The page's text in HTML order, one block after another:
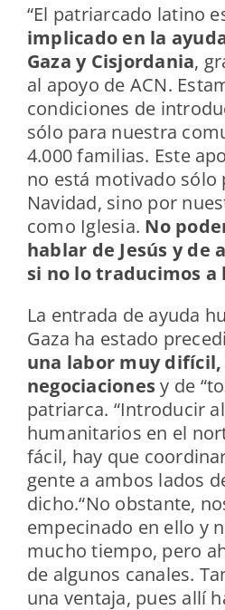
“El patriarcado latino
implicado en la
Gaza y Cisjordania,
al apoyo de ACN.
condiciones de
sólo para nuestra
4.000 familias. Este
no está motivado sólo
Navidad, sino por
como Iglesia. No
hablar de Jesús y de
si no lo traducimos a
La entrada de ayuda
Gaza ha estado
una labor muy difícil,
negociacionesy de
patriarca. “Introducir
humanitarios en el
fácil, hay que
gente a ambos lados
dicho.“No obstante,
empecinado en ello y
mucho tiempo, pero
de algunos canales.
una ventaja, pues allí